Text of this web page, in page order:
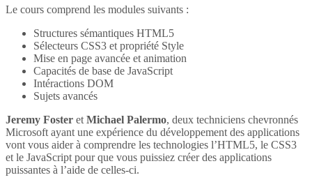
Le cours comprend les modules suivants :
Structures sémantiques HTML5
Sélecteurs CSS3 et propriété Style
Mise en page avancée et animation
Capacités de base de JavaScript
Intéractions DOM
Sujets avancés
Jeremy Foster et Michael Palermo, deux techniciens chevronnés
Microsoft ayant une expérience du développement des applications
vont vous aider à comprendre les technologies l’HTML5, le CSS3
et le JavaScript pour que vous puissiez créer des applications
puissantes à l’aide de celles-ci.